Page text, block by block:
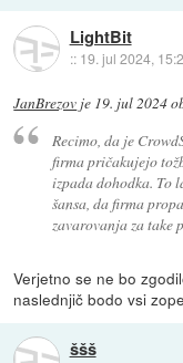
LightBit
:: 19. jul 2024,
JanBrezov je 19. jul 2024
Recimo, da je
firma pričakujejo
izpada dohodka. To
šansa, da firma
zavarovanja za take
Verjetno se ne bo
naslednjič bodo vsi
ššš